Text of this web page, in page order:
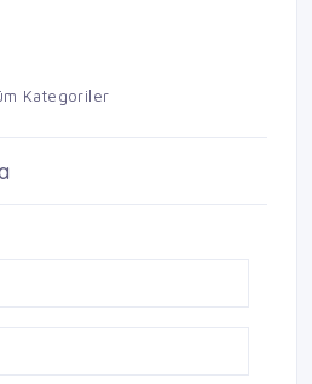
Kategoriler